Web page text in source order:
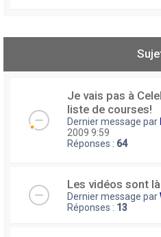
Je vais pas à
liste de courses!
Dernier message par
2009 9:59
Réponses : 64
Les vidéos sont là
Dernier message par
Réponses : 13